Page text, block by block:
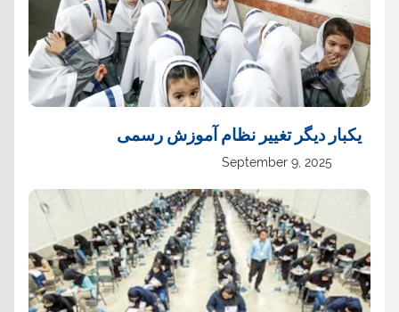
یک‏بار دیگر تغییر نظام آموزش رسمی
September 9, 2025